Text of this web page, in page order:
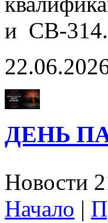
и СВ-314.
ДЕНЬ
Новости
Начало |